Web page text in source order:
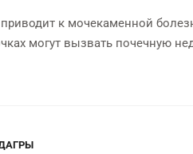
приводит к мочекаменной
могут вызвать почечную